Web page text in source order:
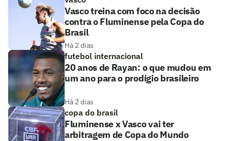
Vasco treina com foco na decisão
contra o Fluminense pela Copa do
Brasil
Há 2 dias
futebol internacional
20 anos de Rayan: o que mudou em
um ano para o prodígio brasileiro
Há 2 dias
copa do brasil
Fluminense x Vasco vai ter
arbitragem de Copa do Mundo